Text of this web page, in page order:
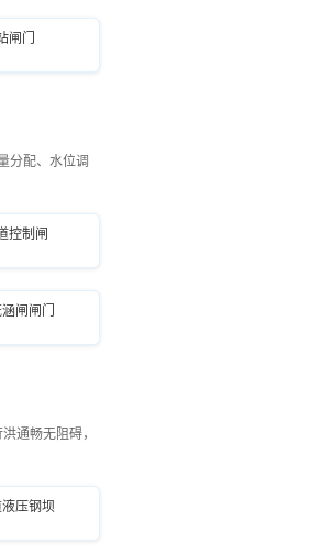
门
分配、水位调
控制闸
闸闸门
通畅无阻碍，
压钢坝